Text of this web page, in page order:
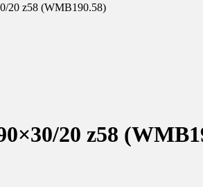
20 z58 (WMB190.58)
20 z58